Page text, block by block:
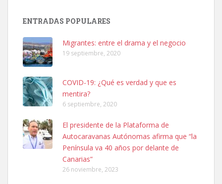
Leales.org » Gran Canaria
Ninfa perdida
El día 5 se los perdió una ninfa papillera, asustada tiene miedo a la
calle, se perdió por la zon...
Leales.org » Gran Canaria
6.7.2025
ENTRADAS POPULARES
Migrantes: entre el drama y el negocio
19 septiembre, 2020
COVID-19: ¿Qué es verdad y que es
mentira?
6 septiembre, 2020
El presidente de la Plataforma de
Autocaravanas Autónomas afirma que “la
Península va 40 años por delante de
Canarias”
26 noviembre, 2023